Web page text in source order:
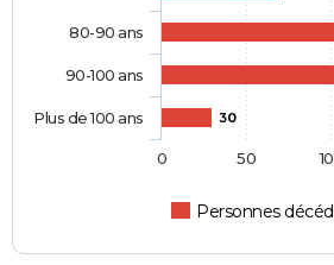
30
Personnes
80-90 ans
90-100 ans
Plus de 100 ans
0 50